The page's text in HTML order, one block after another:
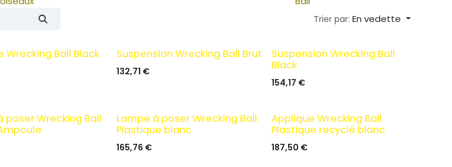
Trier par: En vedette
Wrecking Ball Black Suspension Wrecking Ball Brut
132,71 €
Suspension Wrecking Ball
Black
154,17 €
poser Wrecking Ball
Lampe à poser Wrecking Ball
Plastique blanc
165,76 €
Applique Wrecking Ball
Plastique recyclé blanc
187,50 €